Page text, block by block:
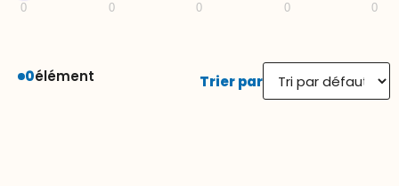
0 0 0 0 0
0élément Trier par